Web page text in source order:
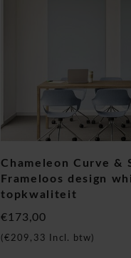
Chameleon Curve &
Frameloos design
topkwaliteit
€173,00
(€209,33 Incl. btw)